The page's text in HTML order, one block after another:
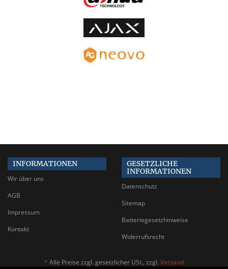
INFORMATIONEN
Wir über uns
AGB
Impressum
Kontakt
GESETZLICHE
INFORMATIONEN
Datenschutz
Sitemap
Batteriegesetzhinweise
Widerrufsrecht
* Alle Preise zzgl. gesetzlicher USt., zzgl. Versand